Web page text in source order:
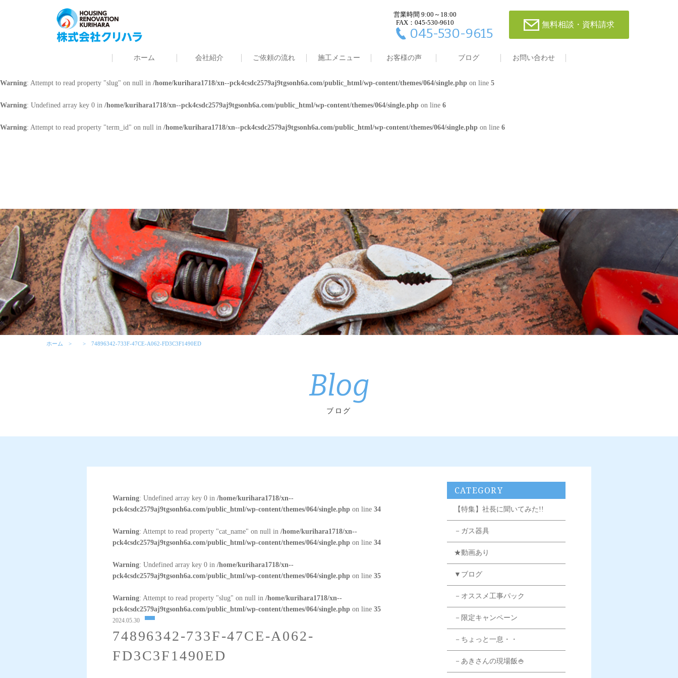
営業時間 9:00～18:00
FAX：045-530-9610
045-530-9615
無料相談・資料請求
ホーム 会社紹介 ご依頼の流れ 施工メニュー お客様の声 ブログ お問い合わせ
: Undefined array key 0 in/home/kurihara1718/xn--pck4csdc2579aj9tgsonh6a.com/public_html/wp-content/themes/064/single.phpon line4
: Attempt to read property "cat_name" on null in /home/kurihara1718/xn--pck4csdc2579aj9tgsonh6a.com/public_html/wp-content/themes/064/single.phpon line 4
/home/kurihara1718/xn--pck4csdc2579aj9tgsonh6a.com/public_html/wp-content/themes/064/single.phpon line
Warning: Attempt to read property "slug" on null in /home/kurihara1718/xn--pck4csdc2579aj9tgsonh6a.com/public_html/wp-content/themes/064/single.php on line 5
Warning: Undefined array key 0 in /home/kurihara1718/xn--pck4csdc2579aj9tgsonh6a.com/public_html/wp-content/themes/064/single.php on line 6
Warning: Attempt to read property "term_id" on null in /home/kurihara1718/xn--pck4csdc2579aj9tgsonh6a.com/public_html/wp-content/themes/064/single.php on line 6
ホーム 74896342-733F-47CE-A062-FD3C3F1490ED
Blog
ブログ
Warning: Undefined array key 0 in/home/kurihara1718/xn--
pck4csdc2579aj9tgsonh6a.com/public_html/wp-content/themes/064/single.php on line34
Warning: Attempt to read property "cat_name" on null in/home/kurihara1718/xn--
pck4csdc2579aj9tgsonh6a.com/public_html/wp-content/themes/064/single.php on line34
Warning: Undefined array key 0 in/home/kurihara1718/xn--
pck4csdc2579aj9tgsonh6a.com/public_html/wp-content/themes/064/single.php on line35
Warning: Attempt to read property "slug" on null in/home/kurihara1718/xn--
pck4csdc2579aj9tgsonh6a.com/public_html/wp-content/themes/064/single.php on line35
2024.05.30
74896342-733F-47CE-A062-
FD3C3F1490ED
CATEGORY
【特集】社長に聞いてみた!!
－ガス器具
★動画あり
▼ブログ
－オススメ工事パック
－限定キャンペーン
－ちょっと一息・・
－あきさんの現場飯🍚